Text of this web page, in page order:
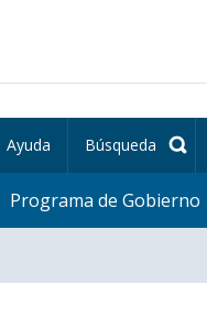
Ayuda Búsqueda
Programa de Gobierno